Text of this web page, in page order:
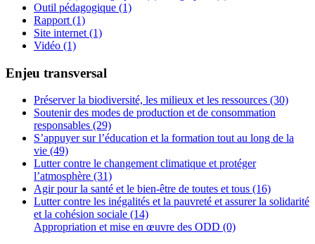
Outil pédagogique (1)
Rapport (1)
Site internet (1)
Vidéo (1)
Enjeu transversal
Préserver la biodiversité, les milieux et les ressources (30)
Soutenir des modes de production et de consommation
responsables (29)
S’appuyer sur l’éducation et la formation tout au long de la
vie (49)
Lutter contre le changement climatique et protéger
l’atmosphère (31)
Agir pour la santé et le bien-être de toutes et tous (16)
Lutter contre les inégalités et la pauvreté et assurer la solidarité
et la cohésion sociale (14)
Appropriation et mise en œuvre des ODD (0)